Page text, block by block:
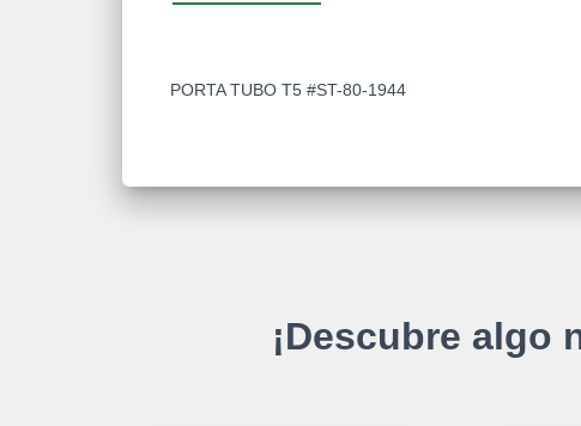
PORTA TUBO T5 #ST-80-1944
¡Descubre algo